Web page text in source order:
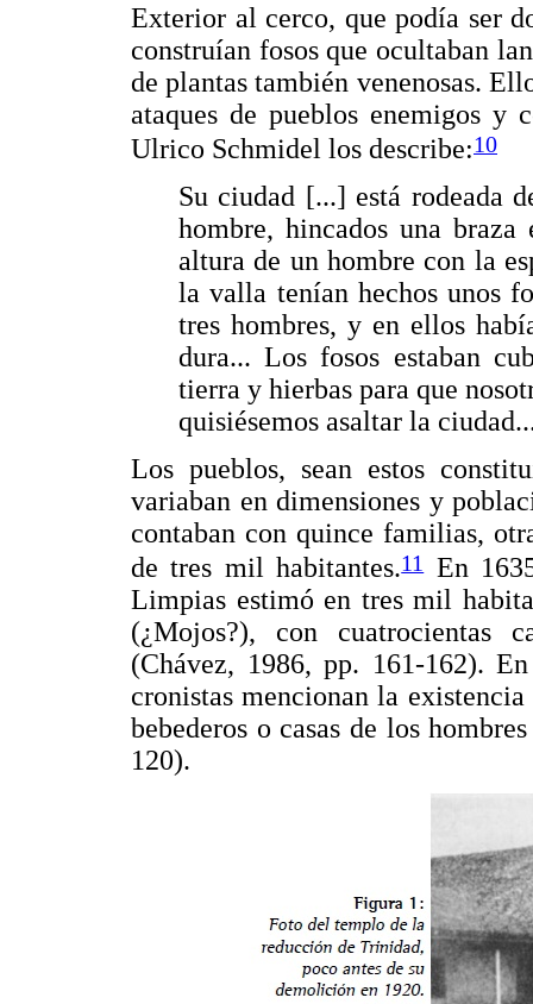
Exterior al cerco, que podía ser
construían fosos que ocultaban
de plantas también venenosas.
ataques de pueblos enemigos y
Ulrico Schmidel los describe:10
Su ciudad [...] está rodeada
hombre, hincados una
altura de un hombre con la
la valla tenían hechos unos
tres hombres, y en ellos
dura... Los fosos estaban
tierra y hierbas para que
quisiésemos asaltar la
Los pueblos, sean estos
variaban en dimensiones y
contaban con quince familias,
de tres mil habitantes.11En
Limpias estimó en tres mil
(¿Mojos?), con cuatrocientas
(Chávez, 1986, pp. 161-162).
cronistas mencionan la
bebederos o casas de los
120).